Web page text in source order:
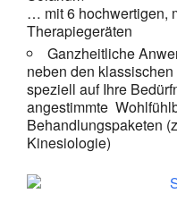
… mit 6 hochwertigen,
Therapiegeräten
Ganzheitliche
neben den
speziell auf Ihre
angestimmte
Behandlungspaketen
Kinesiologie)